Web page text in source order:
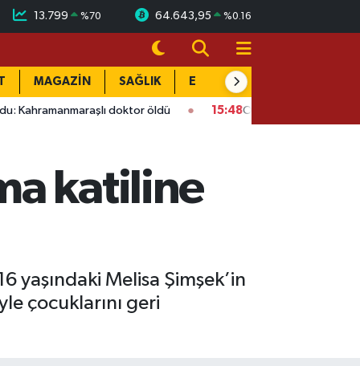
13.799 %70 64.643,95 %0.16
MAGAZİN SAĞLIK EĞİTİM
doktor öldü 15:48Onikişubat’ta ücretsiz üniversite
katiline
yaşındaki Melisa Şimşek’in
çocuklarını geri